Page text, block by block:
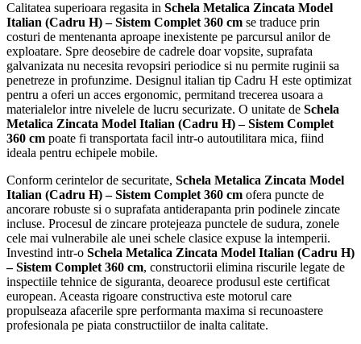
Calitatea superioara regasita in Schela Metalica Zincata Model
Italian (Cadru H) – Sistem Complet 360 cm se traduce prin
costuri de mentenanta aproape inexistente pe parcursul anilor de
exploatare. Spre deosebire de cadrele doar vopsite, suprafata
galvanizata nu necesita revopsiri periodice si nu permite ruginii sa
penetreze in profunzime. Designul italian tip Cadru H este optimizat
pentru a oferi un acces ergonomic, permitand trecerea usoara a
materialelor intre nivelele de lucru securizate. O unitate de Schela
Metalica Zincata Model Italian (Cadru H) – Sistem Complet
360 cm poate fi transportata facil intr-o autoutilitara mica, fiind
ideala pentru echipele mobile.
Conform cerintelor de securitate, Schela Metalica Zincata Model
Italian (Cadru H) – Sistem Complet 360 cm ofera puncte de
ancorare robuste si o suprafata antiderapanta prin podinele zincate
incluse. Procesul de zincare protejeaza punctele de sudura, zonele
cele mai vulnerabile ale unei schele clasice expuse la intemperii.
Investind intr-o Schela Metalica Zincata Model Italian (Cadru H)
– Sistem Complet 360 cm, constructorii elimina riscurile legate de
inspectiile tehnice de siguranta, deoarece produsul este certificat
european. Aceasta rigoare constructiva este motorul care
propulseaza afacerile spre performanta maxima si recunoastere
profesionala pe piata constructiilor de inalta calitate.